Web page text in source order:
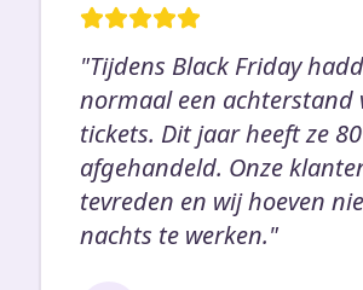
"Tijdens Black Friday
normaal een achterstand
tickets. Dit jaar heeft ze
afgehandeld. Onze
tevreden en wij hoeven
nachts te werken."